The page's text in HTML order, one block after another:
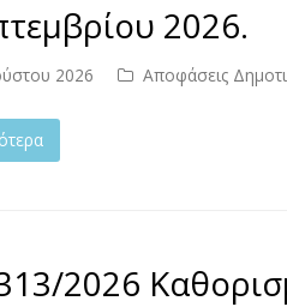
2026.
2026 Αποφάσεις
2026